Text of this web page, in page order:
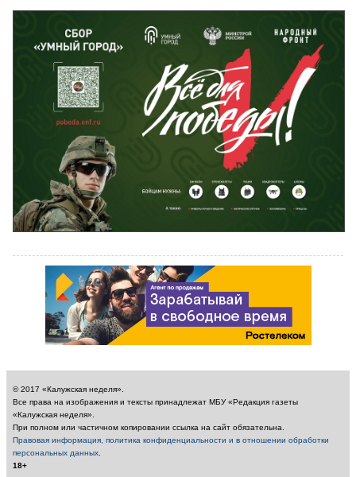
© 2017 «Калужская неделя».
Все права на изображения и тексты принадлежат МБУ «Редакция газеты
«Калужская неделя».
При полном или частичном копировании ссылка на сайт обязательна.
Правовая информация, политика конфиденциальности и в отношении обработки
персональных данных
18+